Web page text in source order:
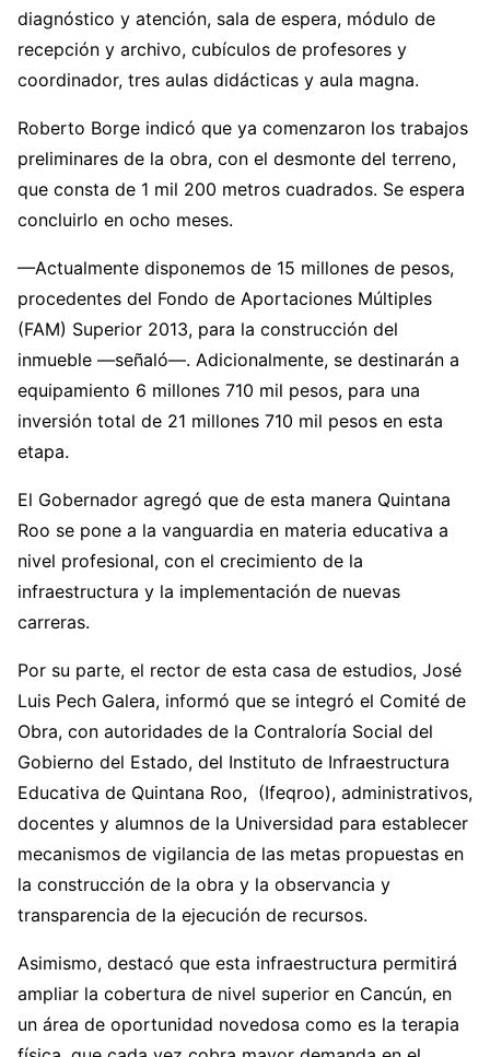
diagnóstico y atención, sala de espera, módulo de
recepción y archivo, cubículos de profesores y
coordinador, tres aulas didácticas y aula magna.
Roberto Borge indicó que ya comenzaron los trabajos
preliminares de la obra, con el desmonte del terreno,
que consta de 1 mil 200 metros cuadrados. Se espera
concluirlo en ocho meses.
—Actualmente disponemos de 15 millones de pesos,
procedentes del Fondo de Aportaciones Múltiples
(FAM) Superior 2013, para la construcción del
inmueble —señaló—. Adicionalmente, se destinarán a
equipamiento 6 millones 710 mil pesos, para una
inversión total de 21 millones 710 mil pesos en esta
etapa.
El Gobernador agregó que de esta manera Quintana
Roo se pone a la vanguardia en materia educativa a
nivel profesional, con el crecimiento de la
infraestructura y la implementación de nuevas
carreras.
Por su parte, el rector de esta casa de estudios, José
Luis Pech Galera, informó que se integró el Comité de
Obra, con autoridades de la Contraloría Social del
Gobierno del Estado, del Instituto de Infraestructura
Educativa de Quintana Roo, (Ifeqroo), administrativos,
docentes y alumnos de la Universidad para establecer
mecanismos de vigilancia de las metas propuestas en
la construcción de la obra y la observancia y
transparencia de la ejecución de recursos.
Asimismo, destacó que esta infraestructura permitirá
ampliar la cobertura de nivel superior en Cancún, en
un área de oportunidad novedosa como es la terapia